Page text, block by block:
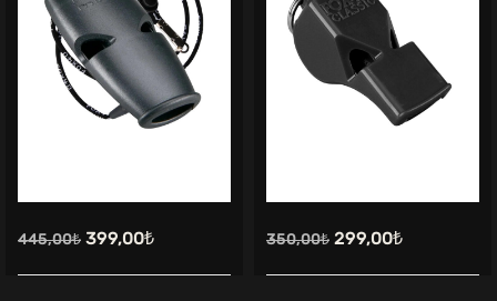
445,00₺ Orijinal
fiyat:
399,00₺Şu
andaki
350,00₺ Orijinal
fiyat:
299,00₺Şu
andaki